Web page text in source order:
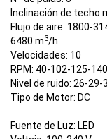
Inclinación de techo
Flujo de aire: 1800-
6480 m3/h
Velocidades: 10
RPM: 40-102-125-
Nivel de ruido: 26-29-
Tipo de Motor: DC
Fuente de Luz: LED